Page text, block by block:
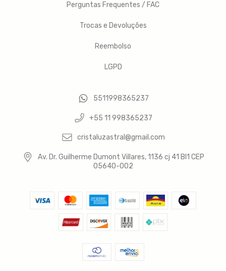
Perguntas Frequentes / FAC
Trocas e Devoluções
Reembolso
LGPD
5511998365237
+55 11 998365237
cristaluzastral@gmail.com
Av. Dr. Guilherme Dumont Villares, 1136 cj 41 Bl1 CEP
05640-002